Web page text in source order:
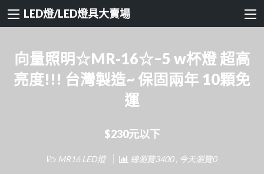
LED燈/LED燈具大賣場
向量照明☆MR-16☆–5 w杯燈 超高
亮度!!! 台灣製造~ 保固兩年 10顆免
運
$230元以下
MR16 LED燈 總瀏覽3400 , 今天瀏覽0